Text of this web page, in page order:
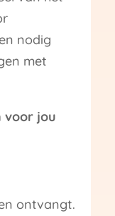
nodig
met
voor jou
ontvangt.